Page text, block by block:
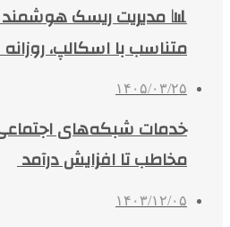
📊 مدیریت ریسک
متناسب با اسکالپ،
۱۴۰۵/۰۳/۲۵
مخاطب تا افزایش درآمد
۱۴۰۳/۱۲/۰۵